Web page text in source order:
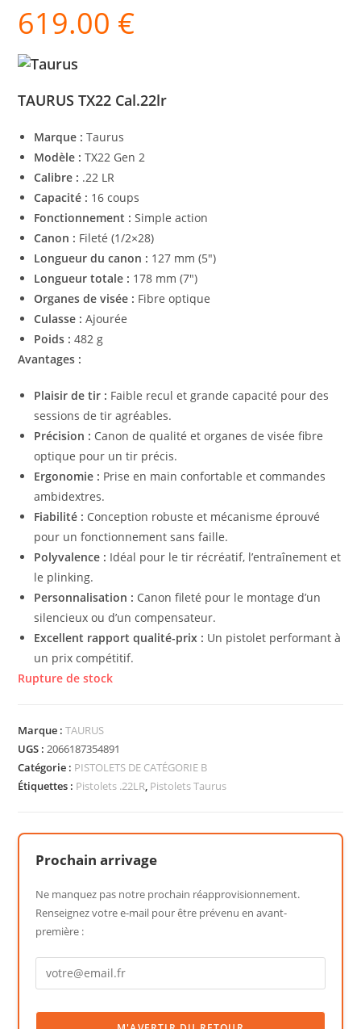
619.00 €
TAURUS TX22 Cal.22lr
Marque : Taurus
Modèle : TX22 Gen 2
Calibre : .22 LR
Capacité : 16 coups
Fonctionnement : Simple action
Canon : Fileté (1/2×28)
Longueur du canon : 127 mm (5″)
Longueur totale : 178 mm (7″)
Organes de visée : Fibre optique
Culasse : Ajourée
Poids : 482 g
Avantages :
Plaisir de tir : Faible recul et grande capacité pour des
sessions de tir agréables.
Précision : Canon de qualité et organes de visée fibre
optique pour un tir précis.
Ergonomie : Prise en main confortable et commandes
ambidextres.
Fiabilité : Conception robuste et mécanisme éprouvé
pour un fonctionnement sans faille.
Polyvalence : Idéal pour le tir récréatif, l’entraînement et
le plinking.
Personnalisation : Canon fileté pour le montage d’un
silencieux ou d’un compensateur.
Excellent rapport qualité-prix : Un pistolet performant à
un prix compétitif.
Rupture de stock
Marque :TAURUS
UGS : 2066187354891
Catégorie : PISTOLETS DE CATÉGORIE B
Étiquettes : Pistolets .22LR Pistolets Taurus
Prochain arrivage
Ne manquez pas notre prochain réapprovisionnement.
Renseignez votre e-mail pour être prévenu en avant-
première :